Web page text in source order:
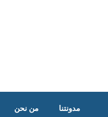
من نحن مدونتنا